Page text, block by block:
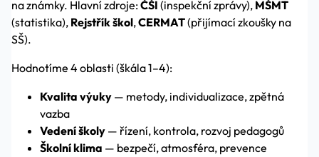
na známky. Hlavní zdroje:ČŠI (inspekční zprávy), MŠMT
(statistika), Rejstřík škol,CERMAT(přijímací zkoušky na
SŠ).
Hodnotíme 4 oblasti (škála 1–4):
Kvalita výuky — metody, individualizace, zpětná
vazba
Vedení školy — řízení, kontrola, rozvoj pedagogů
Školní klima — bezpečí, atmosféra, prevence